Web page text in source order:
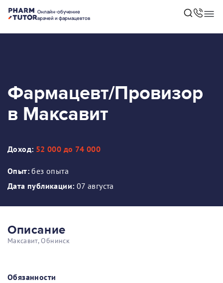
Онлайн-обучение
врачей и фармацевтов
Фармацевт/Провизор
в Максавит
Доход: 52 000 до 74 000
Опыт:без опыта
Дата публикации: 07 августа
Описание
Максавит, Обнинск
Обязанности